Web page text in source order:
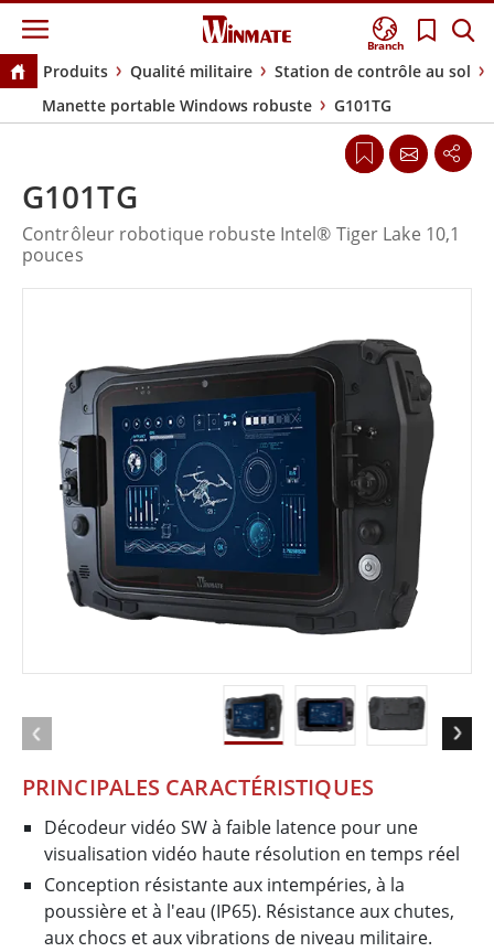
Branch
Produits Qualité militaire
Station de contrôle au sol
Manette portable Windows robuste
G101TG
PRINCIPALES CARACTÉRISTIQUES
Décodeur vidéo SW à faible latence pour une
visualisation vidéo haute résolution en temps réel
Conception résistante aux intempéries, à la
poussière et à l'eau (IP65). Résistance aux chutes,
aux chocs et aux vibrations de niveau militaire.
G101TG
Contrôleur robotique robuste Intel® Tiger Lake 10,1
pouces